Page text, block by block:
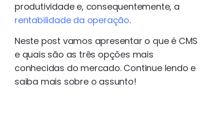
produtividade e, consequentemente, a
rentabilidade da operação.
Neste post vamos apresentar o que é CMS
e quais são as três opções mais
conhecidas do mercado. Continue lendo e
saiba mais sobre o assunto!